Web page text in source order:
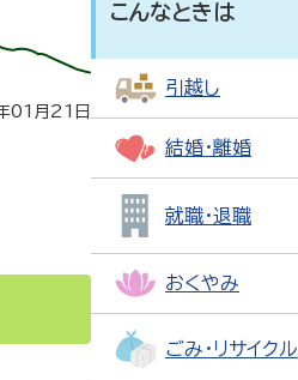
01月21日
こんなときは
引越し
結婚・離婚
就職・退職
おくやみ
ごみ・リサイクル